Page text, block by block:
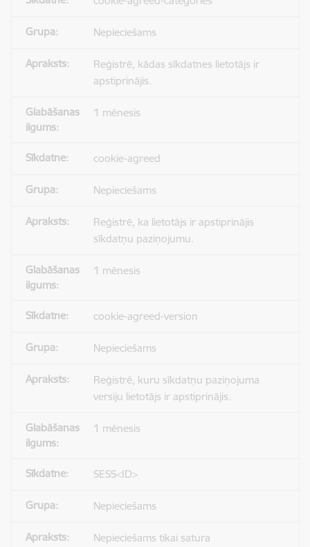
Nepieciešams
Reģistrē, kādas sīkdatnes lietotājs ir
apstiprinājis.
1 mēnesis
cookie-agreed
Nepieciešams
Reģistrē, ka lietotājs ir apstiprinājis
sīkdatņu paziņojumu.
1 mēnesis
cookie-agreed-version
Nepieciešams
Reģistrē, kuru sīkdatņu paziņojuma
versiju lietotājs ir apstiprinājis.
1 mēnesis
SESS<ID>
Nepieciešams
Nepieciešams tikai satura